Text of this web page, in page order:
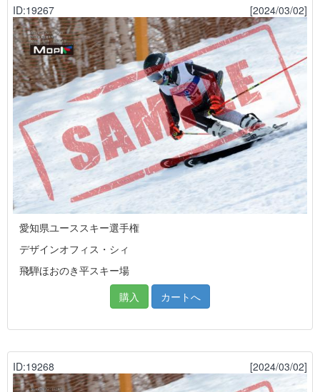
ID:19267 [2024/03/02]
愛知県ユーススキー選手権
デザインオフィス・シィ
飛騨ほおのき平スキー場
購入
カートへ
ID:19268 [2024/03/02]